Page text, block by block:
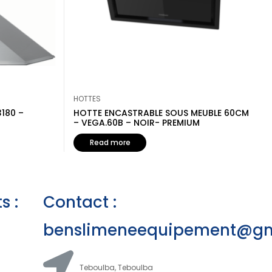
–
HOTTES
HOTTE ENCASTRABLE SOUS MEUBLE 60CM
– VEGA.60B – NOIR- PREMIUM
Read more
:
Contact :
Teboulba, Teboulba